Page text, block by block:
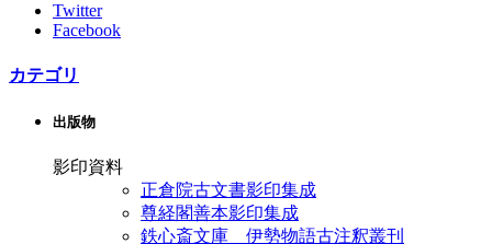
Twitter
Facebook
カテゴリ
出版物
影印資料
正倉院古文書影印集成
尊経閣善本影印集成
鉄心斎文庫 伊勢物語古注釈叢刊